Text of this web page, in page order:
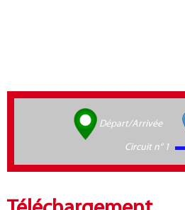
Départ/Arrivée
Circuit n° 1